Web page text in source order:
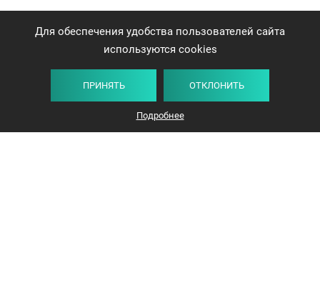
Для обеспечения удобства пользователей сайта
используются cookies
ПРИНЯТЬ ОТКЛОНИТЬ
Подробнее